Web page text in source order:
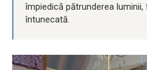
împiedică pătrunderea
întunecată.